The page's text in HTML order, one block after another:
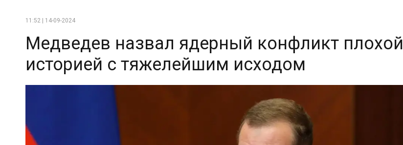
11:52 | 14-09-2024
Медведев назвал ядерный конфликт плохой
историей с тяжелейшим исходом